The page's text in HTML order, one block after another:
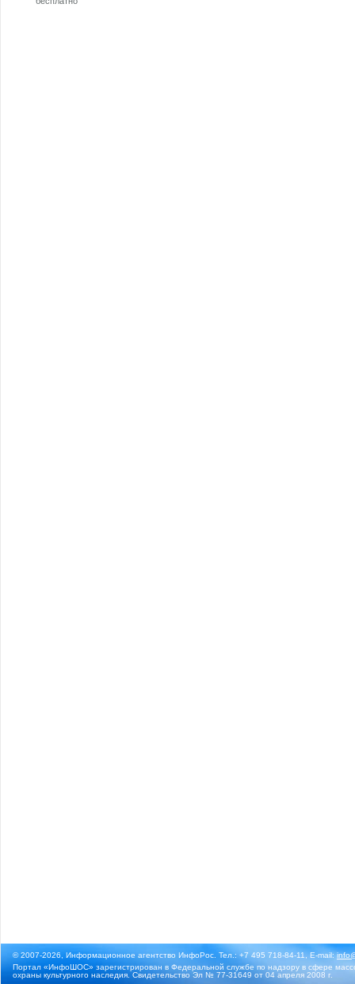
© 2007-2026, Информационное агентство ИнфоРос. Тел.: +7 495 718-84-11, E-mail:
Портал «ИнфоШОС» зарегистрирован в Федеральной службе по надзору в сфере
охраны культурного наследия. Свидетельство Эл № 77-31649 от 04 апреля 2008 г.